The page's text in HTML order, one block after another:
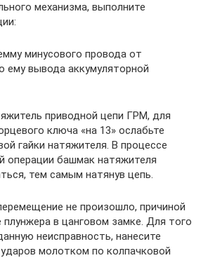
механизма, выполните
минусового провода от
ему вывода аккумуляторной
приводной цепи ГРМ, для
ключа «на 13» ослабьте
гайки натяжителя. В процессе
операции башмак натяжителя
тем самым натянув цепь.
не произошло, причиной
плунжера в цанговом замке. Для того
неисправность, нанесите
молотком по колпачковой